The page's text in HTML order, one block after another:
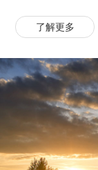
了解更多